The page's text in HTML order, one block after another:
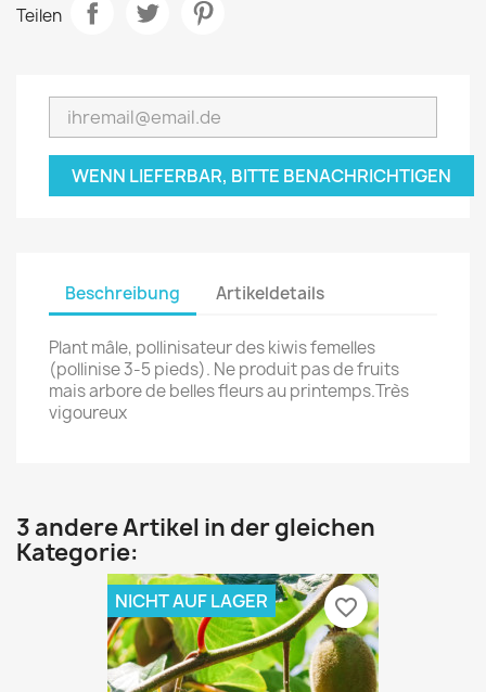
Teilen
WENN LIEFERBAR, BITTE BENACHRICHTIGEN
Beschreibung Artikeldetails
Plant mâle, pollinisateur des kiwis femelles
(pollinise 3-5 pieds). Ne produit pas de fruits
mais arbore de belles fleurs au printemps.Très
vigoureux
3 andere Artikel in der gleichen
Kategorie:
NICHT AUF LAGER favorite_border